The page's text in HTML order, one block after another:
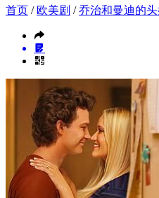
首页 / 欧美剧 /乔治和曼迪的